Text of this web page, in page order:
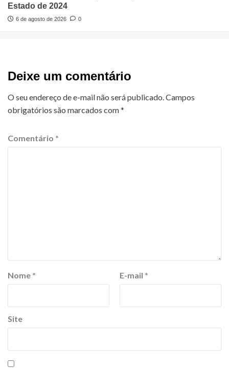
Estado de 2024
6 de agosto de 2026 0
Deixe um comentário
O seu endereço de e-mail não será publicado.Campos
obrigatórios são marcados com*
Comentário *
Nome * E-mail *
Site